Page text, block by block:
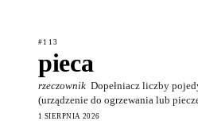
#113
pieca
rzeczownik Dopełniacz liczby
(urządzenie do ogrzewania lub
1 SIERPNIA 2026